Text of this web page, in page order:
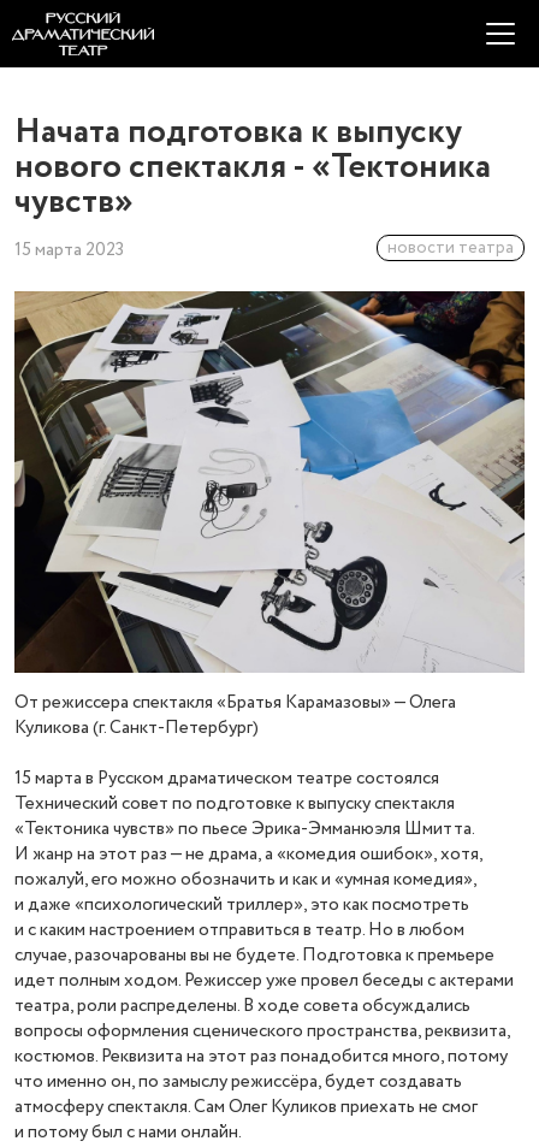
Начата подготовка к выпуску
нового спектакля - «Тектоника
чувств»
15 марта 2023 новости театра
От режиссера спектакля «Братья Карамазовы» — Олега
Куликова (г. Санкт-Петербург)
15 марта в Русском драматическом театре состоялся
Технический совет по подготовке к выпуску спектакля
«Тектоника чувств» по пьесе Эрика-Эмманюэля Шмитта.
И жанр на этот раз — не драма, а «комедия ошибок», хотя,
пожалуй, его можно обозначить и как и «умная комедия»,
и даже «психологический триллер», это как посмотреть
и с каким настроением отправиться в театр. Но в любом
случае, разочарованы вы не будете. Подготовка к премьере
идет полным ходом. Режиссер уже провел беседы с актерами
театра, роли распределены. В ходе совета обсуждались
вопросы оформления сценического пространства, реквизита,
костюмов. Реквизита на этот раз понадобится много, потому
что именно он, по замыслу режиссёра, будет создавать
атмосферу спектакля. Сам Олег Куликов приехать не смог
и потому был с нами онлайн.